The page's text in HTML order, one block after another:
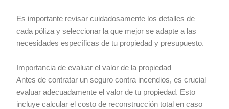
Es importante revisar cuidadosamente los detalles de
cada póliza y seleccionar la que mejor se adapte a las
necesidades específicas de tu propiedad y presupuesto.
Importancia de evaluar el valor de la propiedad
Antes de contratar un seguro contra incendios, es crucial
evaluar adecuadamente el valor de tu propiedad. Esto
incluye calcular el costo de reconstrucción total en caso